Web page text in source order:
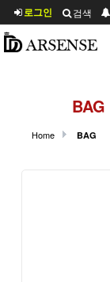
로그인 검색
BAG
Home BAG